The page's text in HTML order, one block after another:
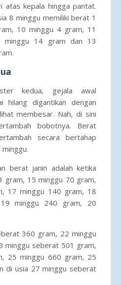
atas kepala hingga pantat.
8 minggu memiliki berat 1
10 minggu 4 gram, 11
14 gram dan 13
kedua, gejala awal
hilang digantikan dengan
membesar. Nah, di sini
bobotnya. Berat
secara bertahap
berat janin adalah ketika
gram, 15 minggu 70 gram,
17 minggu 140 gram, 18
minggu 240 gram, 20
360 gram, 22 minggu
minggu seberat 501 gram,
25 minggu 660 gram, 25
di usia 27 minggu seberat